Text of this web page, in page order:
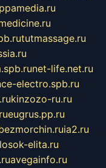
tutmassage.ru
net-life.net.ru
electro.spb.ru
kinzozo-ru.ru
eugrus.pp.ru
ia2.ru
elita.ru
avegainfo.ru